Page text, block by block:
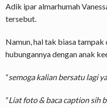
Adik ipar almarhumah
tersebut.
Namun, hal tak biasa
hubungannya dengan anak
“semoga kalian bersatu lagi
“Liat foto & baca caption sih